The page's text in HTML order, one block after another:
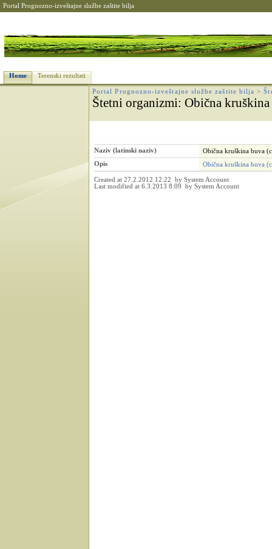
Portal Prognozno-izveštajne službe zaštite bilja
Home Terenski rezultati
Portal Prognozno-izveštajne službe zaštite bilja >
Štetni organizmi: Obična
Naziv (latinski naziv)
Obična kruškina buva
Opis
Obična kruškina buva
Created at 27.2.2012 12:22 by System Account
Last modified at 6.3.2013 8:09 by System Account